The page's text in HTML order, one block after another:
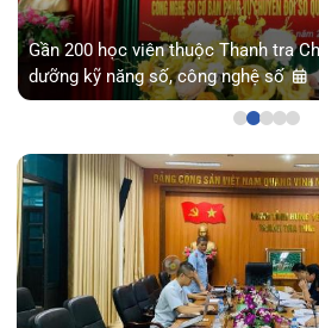
Gần 200 học viên thuộc Thanh tra
dưỡng kỹ năng số, công nghệ số